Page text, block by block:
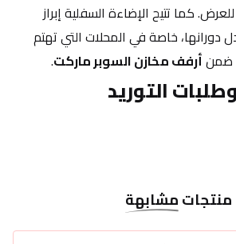
وتوفر مساحة كبيرة للعرض. كما تتيح الإضاءة السفلية إبراز
ضمن أرفف مخازن السوبر ماركت.
التوريد
منتجاتمشابهة